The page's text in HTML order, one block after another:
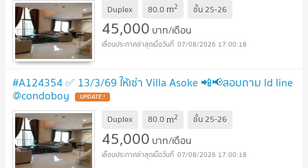
Duplex 80.0 m2 ชั้น25-26
45,000 บาท/เดือน
07/08/2026 17:00:18
#A124354 ✅ 13/3/69 ให้เช่า Villa Asoke 📲📢สอบถาม ld line
@condoboy UPDATE !
Duplex 80.0 m2 ชั้น25-26
45,000 บาท/เดือน
07/08/2026 17:00:18